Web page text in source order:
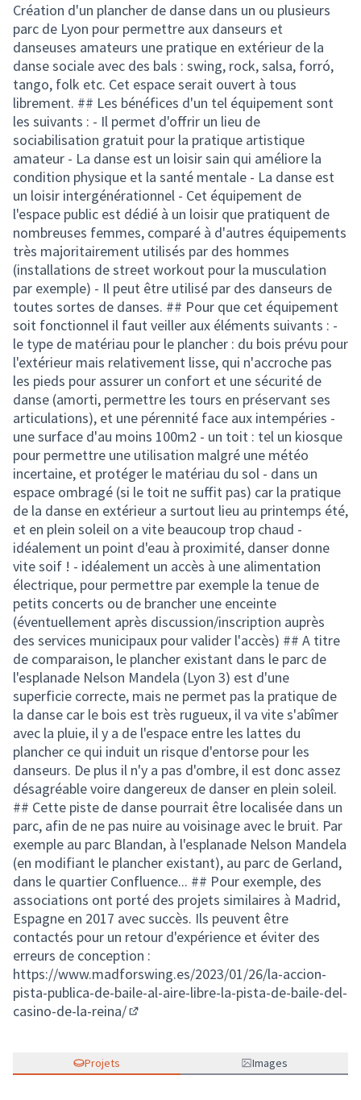
Création d'un plancher de danse dans un ou plusieurs
parc de Lyon pour permettre aux danseurs et
danseuses amateurs une pratique en extérieur de la
danse sociale avec des bals : swing, rock, salsa, forró,
tango, folk etc. Cet espace serait ouvert à tous
librement. ## Les bénéfices d'un tel équipement sont
les suivants : - Il permet d'offrir un lieu de
sociabilisation gratuit pour la pratique artistique
amateur - La danse est un loisir sain qui améliore la
condition physique et la santé mentale - La danse est
un loisir intergénérationnel - Cet équipement de
l'espace public est dédié à un loisir que pratiquent de
nombreuses femmes, comparé à d'autres équipements
très majoritairement utilisés par des hommes
(installations de street workout pour la musculation
par exemple) - Il peut être utilisé par des danseurs de
toutes sortes de danses. ## Pour que cet équipement
soit fonctionnel il faut veiller aux éléments suivants : -
le type de matériau pour le plancher : du bois prévu pour
l'extérieur mais relativement lisse, qui n'accroche pas
les pieds pour assurer un confort et une sécurité de
danse (amorti, permettre les tours en préservant ses
articulations), et une pérennité face aux intempéries -
une surface d'au moins 100m2 - un toit : tel un kiosque
pour permettre une utilisation malgré une météo
incertaine, et protéger le matériau du sol - dans un
espace ombragé (si le toit ne suffit pas) car la pratique
de la danse en extérieur a surtout lieu au printemps été,
et en plein soleil on a vite beaucoup trop chaud -
idéalement un point d'eau à proximité, danser donne
vite soif ! - idéalement un accès à une alimentation
électrique, pour permettre par exemple la tenue de
petits concerts ou de brancher une enceinte
(éventuellement après discussion/inscription auprès
des services municipaux pour valider l'accès) ## A titre
de comparaison, le plancher existant dans le parc de
l'esplanade Nelson Mandela (Lyon 3) est d'une
superficie correcte, mais ne permet pas la pratique de
la danse car le bois est très rugueux, il va vite s'abîmer
avec la pluie, il y a de l'espace entre les lattes du
plancher ce qui induit un risque d'entorse pour les
danseurs. De plus il n'y a pas d'ombre, il est donc assez
désagréable voire dangereux de danser en plein soleil.
## Cette piste de danse pourrait être localisée dans un
parc, afin de ne pas nuire au voisinage avec le bruit. Par
exemple au parc Blandan, à l'esplanade Nelson Mandela
(en modifiant le plancher existant), au parc de Gerland,
dans le quartier Confluence... ## Pour exemple, des
associations ont porté des projets similaires à Madrid,
Espagne en 2017 avec succès. Ils peuvent être
contactés pour un retour d'expérience et éviter des
erreurs de conception :
https://www.madforswing.es/2023/01/26/la-accion-
pista-publica-de-baile-al-aire-libre-la-pista-de-baile-del-
casino-de-la-reina/
Projets Images